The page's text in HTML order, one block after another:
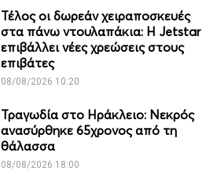
Τέλος οι δωρεάν χειραποσκευές
στα πάνω ντουλαπάκια: Η Jetstar
επιβάλλει νέες χρεώσεις στους
επιβάτες
08/08/2026 10:20
Τραγωδία στο Ηράκλειο: Νεκρός
ανασύρθηκε 65χρονος από τη
θάλασσα
08/08/2026 18:00